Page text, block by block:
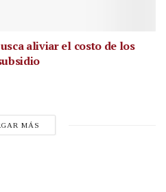
aliviar el costo de los
MÁS